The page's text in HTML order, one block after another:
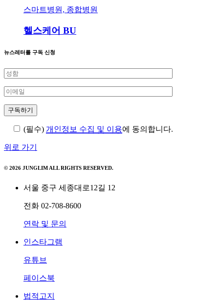
스마트병원, 종합병원
헬스케어 BU
뉴스레터를 구독 신청
(필수) 개인정보 수집 및 이용에 동의합니다.
위로 가기
© 2026 JUNGLIM ALL RIGHTS RESERVED.
서울 중구 세종대로12길 12
전화 02-708-8600
연락 및 문의
인스타그램
유튜브
페이스북
법적고지